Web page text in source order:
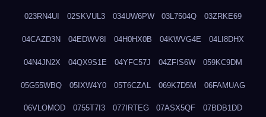
023RN4UI 02SKVUL3 034UW6PW 03L7504Q 03ZRKE69
04CAZD3N 04EDWV8I 04H0HX0B 04KWVG4E 04LI8DHX
04N4JN2X 04QX9S1E 04YFC57J 04ZFIS6W 059KC9DM
05G55WBQ 05IXW4Y0 05T6CZAL 069K7D5M 06FAMUAG
06VLOMOD 0755T7I3 077IRTEG 07ASX5QF 07BDB1DD